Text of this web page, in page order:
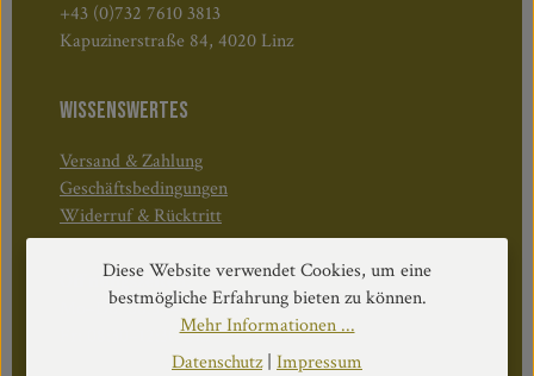
+43 (0)732 7610 3813
Kapuzinerstraße 84, 4020 Linz
WISSENSWERTES
Versand & Zahlung
Geschäftsbedingungen
Widerruf & Rücktritt
Öffnungszeiten:
Mo–Do: 08:30–17:00 Uhr
Fr: 08:30–12:30 Uhr
Diese Website verwendet Cookies, um eine
bestmögliche Erfahrung bieten zu können.
Mehr Informationen ...
Datenschutz| Impressum